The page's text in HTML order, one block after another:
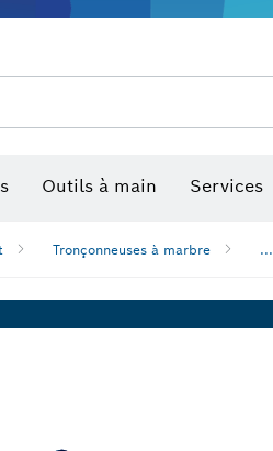
Outils à main Services
Tronçonneuses à marbre ...